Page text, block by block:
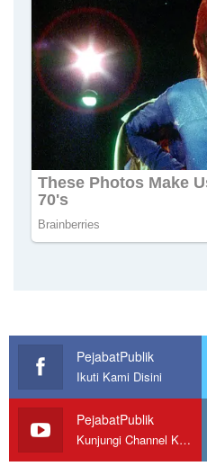
PejabatPublik
Ikuti Kami Disini
PejabatPublik
Kunjungi Channel Kami